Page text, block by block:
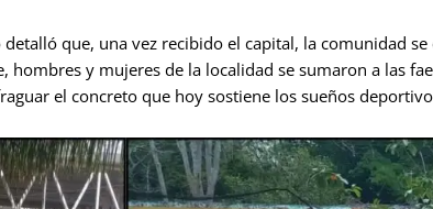
detalló que, una vez recibido el capital, la comunidad
hombres y mujeres de la localidad se sumaron a las
el concreto que hoy sostiene los sueños